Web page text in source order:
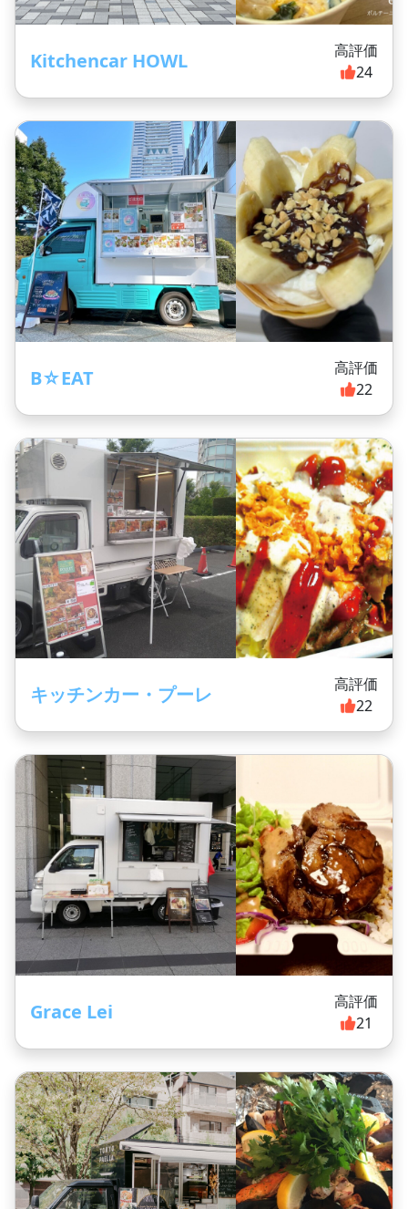
Kitchencar HOWL
高評価
24
B☆EAT
高評価
22
キッチンカー・プーレ
高評価
22
Grace Lei
高評価
21